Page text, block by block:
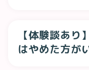
【体験談あり
はやめた方が